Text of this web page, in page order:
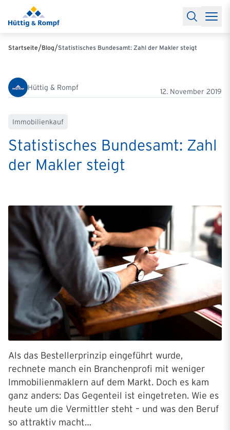
Baufinanzierung
RechnerBaufinanzierungsrechner
Anschlussfinanzierung
Partnerschaft
Partner werden
Käuferprofile 2026
News & Events
Über unsIhre Ansprechpartner
Startseite/Blog/Statistisches Bundesamt: Zahl der Makler steigt
Hüttig & Rompf 12. November 2019
Immobilienkauf
Statistisches Bundesamt: Zahl
der Makler steigt
Als das Bestellerprinzip eingeführt wurde,
rechnete manch ein Branchenprofi mit weniger
Immobilienmaklern auf dem Markt. Doch es kam
ganz anders: Das Gegenteil ist eingetreten. Wie es
heute um die Vermittler steht – und was den Beruf
so attraktiv macht…